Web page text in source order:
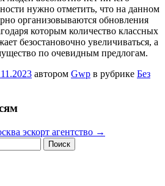
нужно отметить, что на данном
организовываются обновления
которым количество классных
безостановочно увеличиваться, а
по очевидным предлогам.
автором Gwp в рубрике Без
эскорт агентство →